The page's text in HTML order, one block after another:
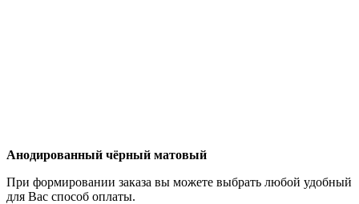
Анодированный чёрный матовый
При формировании заказа вы можете выбрать любой удобный
для Вас способ оплаты.